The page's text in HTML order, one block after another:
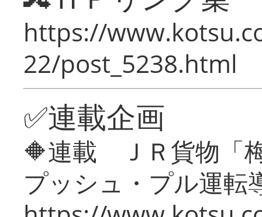
https://
22/post_5238.html
✅連載企画
🔶連載 ＪＲ貨物「
プッシュ・プル運転